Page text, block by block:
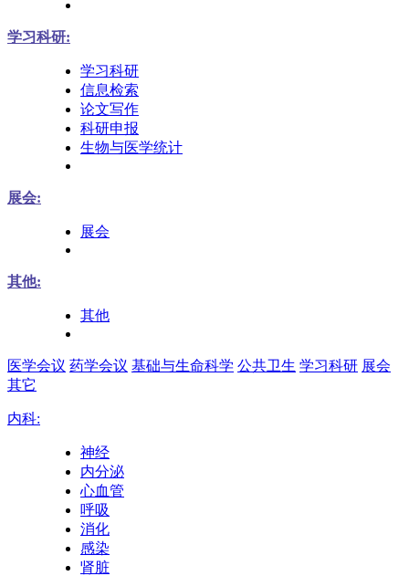
学习科研:
学习科研
信息检索
论文写作
科研申报
生物与医学统计
展会:
展会
其他:
其他
医学会议 药学会议 基础与生命科学 公共卫生 学习科研 展会
其它
内科:
神经
内分泌
心血管
呼吸
消化
感染
肾脏